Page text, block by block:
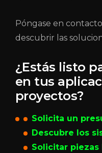
Póngase en
descubrir las
¿Estás listo
en tus
proyectos?
Solicita un
Descubre los
Solicitar